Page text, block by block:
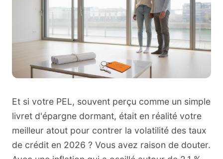
Et si votre PEL, souvent perçu comme un simple
livret d'épargne dormant, était en réalité votre
meilleur atout pour contrer la volatilité des taux
de crédit en 2026 ? Vous avez raison de douter.